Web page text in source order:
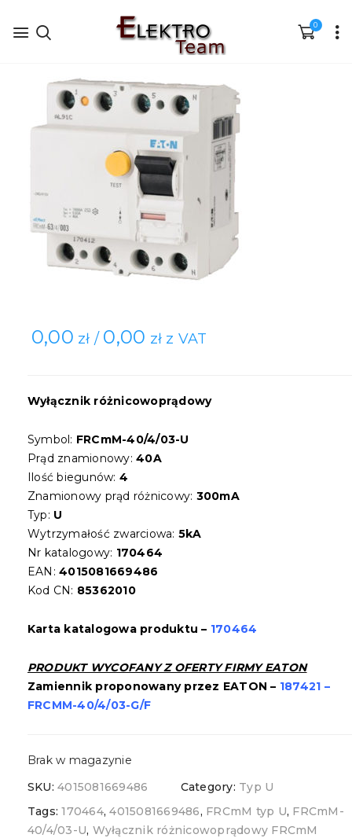
0
0,00 zł / 0,00 zł z VAT
Wyłącznik różnicowoprądowy
Symbol: FRCmM-40/4/03-U
Prąd znamionowy:40A
Ilość biegunów: 4
Znamionowy prąd różnicowy: 300mA
Typ: U
Wytrzymałość zwarciowa: 5kA
Nr katalogowy: 170464
EAN:4015081669486
Kod CN: 85362010
Karta katalogowa produktu – 170464
PRODUKT WYCOFANY Z OFERTY FIRMY EATON
Zamiennik proponowany przez EATON – 187421 –
FRCMM-40/4/03-G/F
Brak w magazynie
SKU:4015081669486 Category: Typ U
Tags:170464,4015081669486, FRCmM typ U, FRCmM-
40/4/03-U, Wyłącznik różnicowoprądowy FRCmM